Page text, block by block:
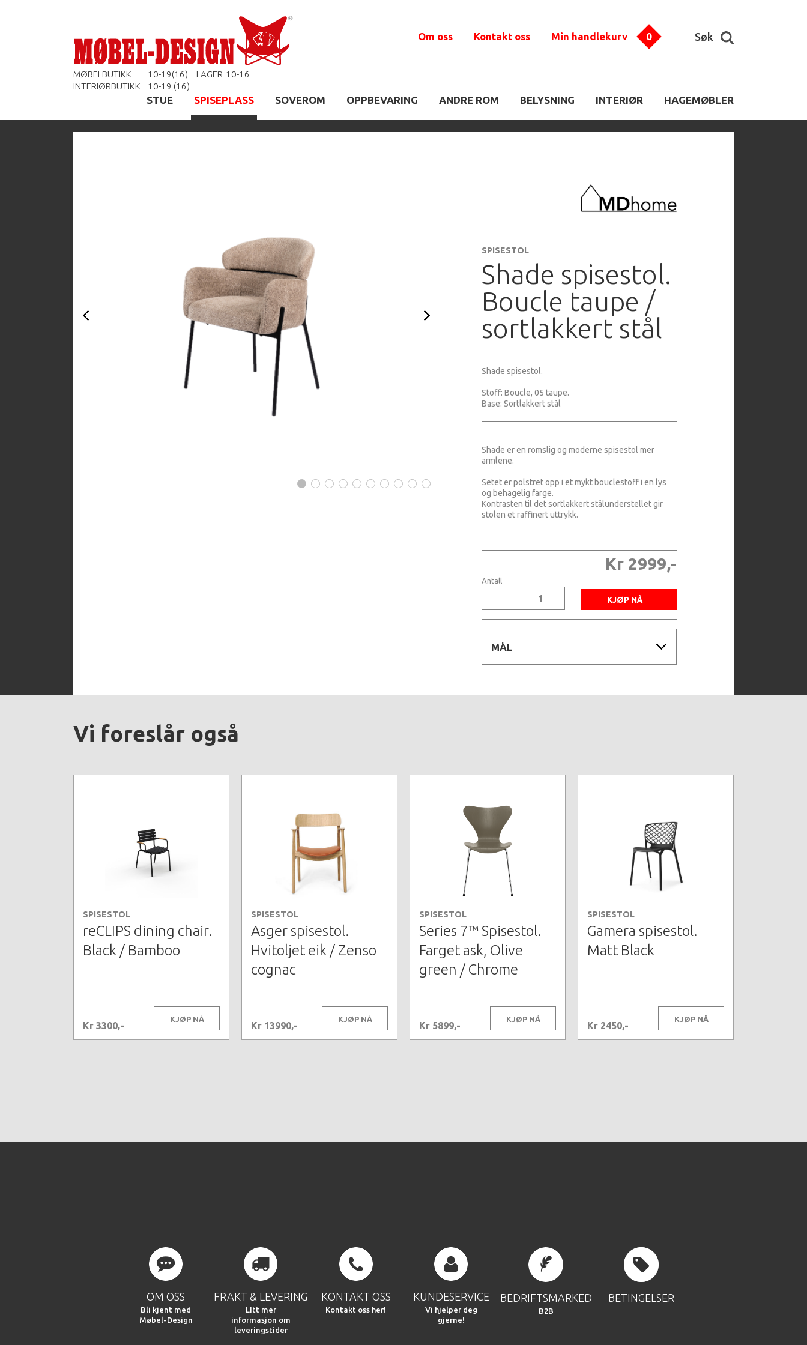
MØBELBUTIKK 10-19(16) LAGER 10-16
INTERIØRBUTIKK
10-19 (16)
Om oss Kontakt oss Min handlekurv 0 Søk
STUE SPISEPLASS SOVEROM OPPBEVARING ANDRE ROM BELYSNING INTERIØR HAGEMØBLER
SPISESTOL
Shade spisestol.
Boucle taupe /
sortlakkert stål
Shade spisestol.
Stoff: Boucle, 05 taupe.
Base: Sortlakkert stål
Shade er en romslig og moderne spisestol mer
armlene.
Setet er polstret opp i et mykt bouclestoff i en lys
og behagelig farge.
Kontrasten til det sortlakkert stålunderstellet gir
stolen et raffinert uttrykk.
Kr 2999,-
Antall
MÅL
Vi foreslår også
SPISESTOL
reCLIPS dining chair.
Black / Bamboo
Kr 3300,-
KJØP NÅ
SPISESTOL
Asger spisestol.
Hvitoljet eik / Zenso
cognac
Kr 13990,-
KJØP NÅ
SPISESTOL
Series 7™ Spisestol.
Farget ask, Olive
green / Chrome
Kr 5899,-
KJØP NÅ
SPISESTOL
Gamera spisestol.
Matt Black
Kr 2450,-
KJØP NÅ
OM OSS
Bli kjent med
Møbel-Design
FRAKT & LEVERING
LItt mer
informasjon om
leveringstider
KONTAKT OSS
Kontakt oss her!
KUNDESERVICE
Vi hjelper deg
gjerne!
BEDRIFTSMARKED
B2B
BETINGELSER